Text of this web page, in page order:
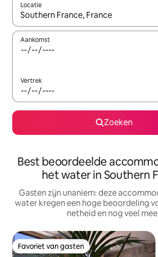
Locatie
Wanneer er suggesties beschikbaar
Aankomst
Vertrek
Zoeken
Best beoordeelde
het water in Southern
Gasten zijn unaniem: deze
water kregen een hoge beoordeling
netheid en nog veel
Favoriet van gasten
Favoriet van gasten